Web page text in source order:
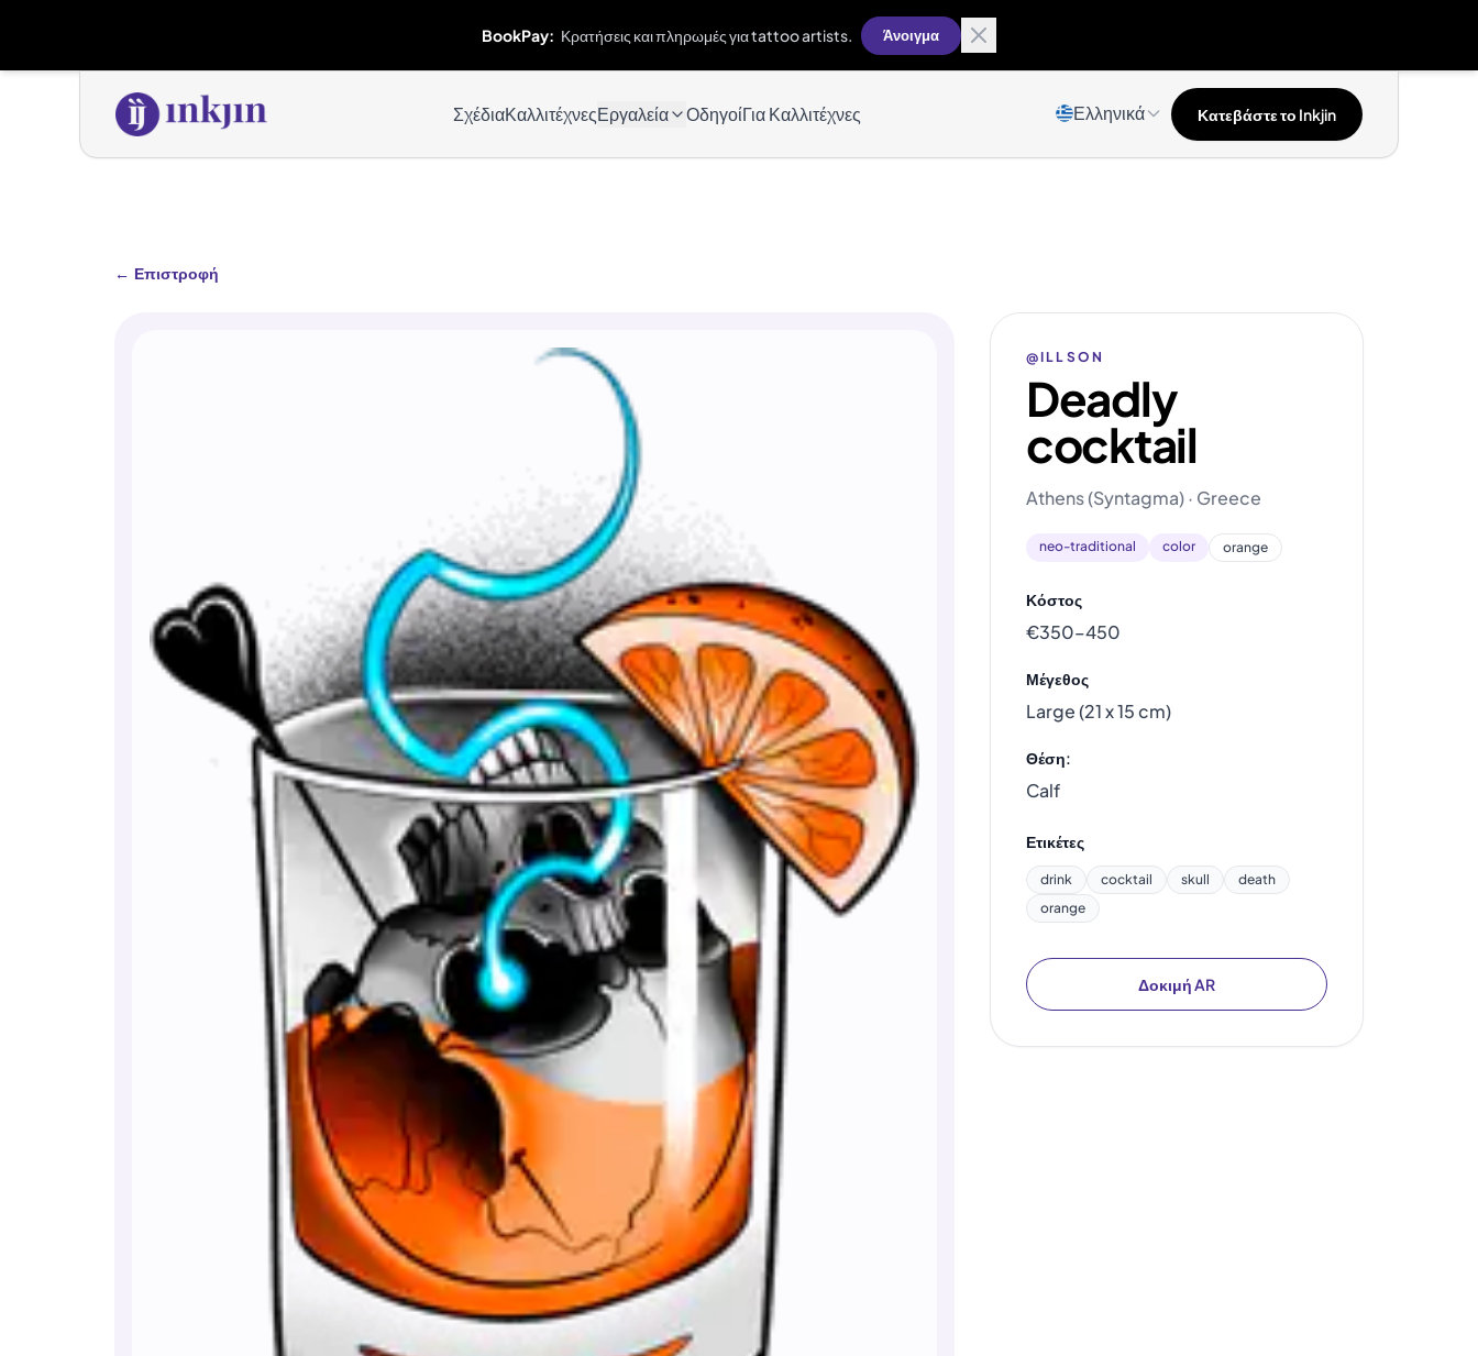
BookPay: Κρατήσεις και πληρωμές για tattoo artists. Άνοιγμα
ΣχέδιαΚαλλιτέχνεςΕργαλεία ΟδηγοίΓια Καλλιτέχνες Ελληνικά Κατεβάστε το Inkjin
← Επιστροφή
@ILLSON
Deadly
cocktail
Athens (Syntagma) · Greece
neo-traditional color orange
Κόστος
€350–450
Μέγεθος
Large (21 x 15 cm)
Θέση:
Calf
Ετικέτες
drink cocktail skull
death
orange
Δοκιμή AR